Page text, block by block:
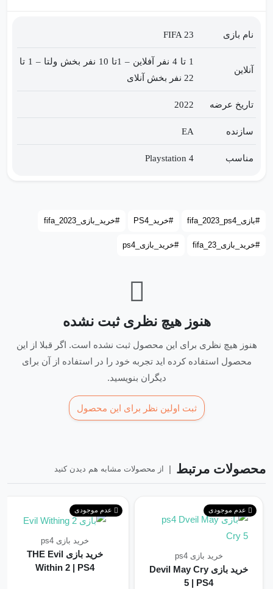
نام بازی FIFA 23
آنلاین
1 تا 4 نفر آفلاین – 1تا 10 نفر بخش ولتا – 1 تا
22 نفر بخش آنلای
تاریخ عرضه 2022
سازنده EA
مناسب Playstation 4
#بازی_fifa_2023_ps4 #خرید_PS4 #خرید_بازی_fifa_2023
#خرید_بازی_fifa_23 #خرید_بازی_ps4
هنوز هیچ نظری ثبت نشده
هنوز هیچ نظری برای این محصول ثبت نشده است. اگر قبلا از این
محصول استفاده کرده اید تجربه خود را در استفاده از آن برای
دیگران بنویسید.
ثبت اولین نظر برای این محصول
محصولات مرتبط | از محصولات مشابه هم دیدن کنید
عدم موجودی
خرید بازی ps4
خرید بازی Devil May Cry
5 | PS4
عدم موجودی
خرید بازی ps4
خرید بازی THE Evil
Within 2 | PS4